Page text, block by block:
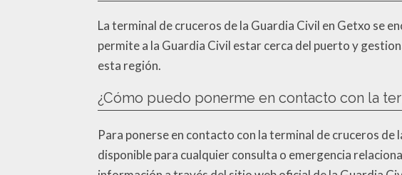
La terminal de cruceros de la Guardia Civil en Getxo se
permite a la Guardia Civil estar cerca del puerto y
esta región.
¿Cómo puedo ponerme en contacto con la
Para ponerse en contacto con la terminal de cruceros
disponible para cualquier consulta o emergencia